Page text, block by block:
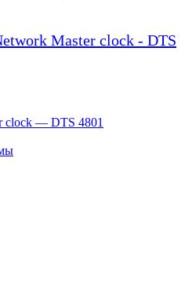
Master clock - DTS
clock — DTS 4801